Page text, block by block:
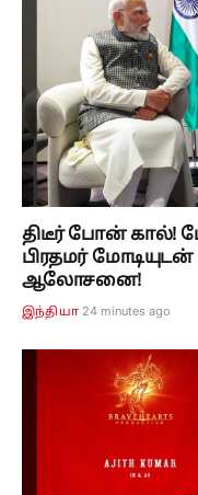
திடீர் போன் கால்!
பிரதமர்
ஆலோசனை!
இந்தியா 24 minutes ago